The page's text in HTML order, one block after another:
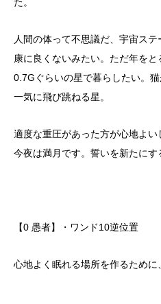
人間の体って不思議だ、宇宙ス
康に良くないみたい。ただ年をと
0.7Gぐらいの星で暮らしたい。
一気に飛び跳ねる星。
適度な重圧があった方が心地よい
今夜は満月です。誓いを新たにす
【0 愚者】・ワンド10逆位置
心地よく眠れる場所を作るために